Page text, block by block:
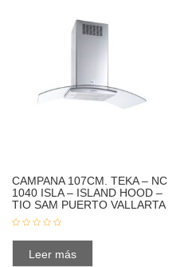
CAMPANA 107CM. TEKA – NC
1040 ISLA – ISLAND HOOD –
TIO SAM PUERTO VALLARTA
Leer más